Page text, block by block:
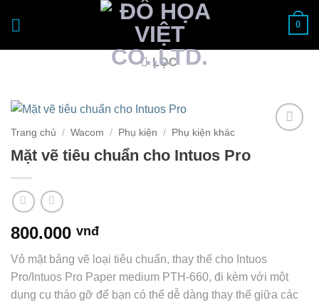
0
LỌC
Trang chủ / Wacom / Phụ kiện / Phụ kiện khác
Mặt vẽ tiêu chuẩn cho Intuos Pro
800.000 vnđ
Vỏ mặt bảng vẽ loại tiêu chuẩn, thay thế cho Intuos
Pro/Intuos Pro Paper medium PTH-660, đi kèm với một
dụng cụ tháo gỡ để bạn có thể dễ dàng thay thế giữa các